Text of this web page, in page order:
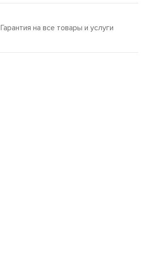
Гарантия на все товары и услуги